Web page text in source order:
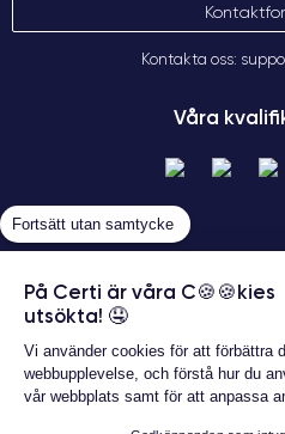
Garanterat
Kontakta oss:
Våra
Fortsätt utan samtycke
På Certi är våra C🍪🍪kies
utsökta! 🤤
Vi använder cookies för att förbättra
webbupplevelse, och förstå hur du
vår webbplats samt för att anpassa